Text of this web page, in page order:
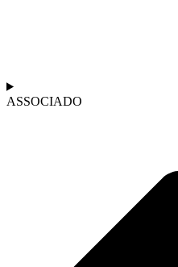
ASSOCIADO